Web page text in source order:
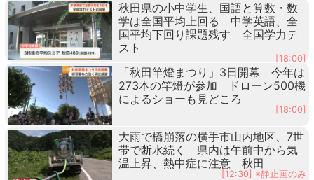
秋田県の小中学生、国語と算数・数
学は全国平均上回る 中学英語、全
国平均下回り課題残す 全国学力テ
スト
[18:00]
「秋田竿燈まつり」3日開幕 今年は
273本の竿燈が参加 ドローン500機
によるショーも見どころ
[18:00]
大雨で橋崩落の横手市山内地区、7世
帯で断水続く 県内は午前中から気
温上昇、熱中症に注意 秋田
[12:30] ※静止画のみ